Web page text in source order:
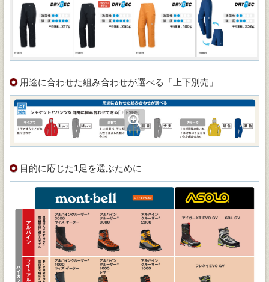
用途に合わせた組み合わせが選べる「上下別売」
目的に応じた1足を選ぶために